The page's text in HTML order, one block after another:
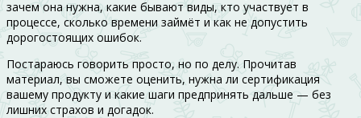
зачем она нужна, какие бывают виды, кто участвует в
процессе, сколько времени займёт и как не допустить
дорогостоящих ошибок.
Постараюсь говорить просто, но по делу. Прочитав
материал, вы сможете оценить, нужна ли сертификация
вашему продукту и какие шаги предпринять дальше — без
лишних страхов и догадок.